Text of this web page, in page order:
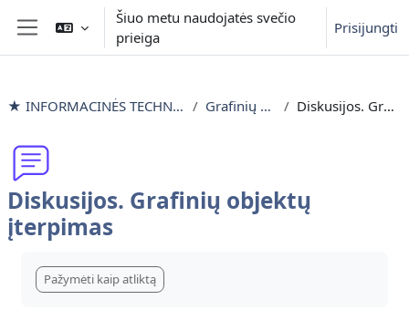
Pereiti į pagrindinį turinį
Šoninis skydelis
Šiuo metu naudojatės svečio
prieiga
Prisijungti
★ INFORMACINĖS TECHNOLOGIJOS išlyginamieji mokymai Grafinių objektų įterpimas Diskusijos. Grafinių objektų įterpimas
Diskusijos. Grafinių objektų
įterpimas
Pažymėti kaip atliktą